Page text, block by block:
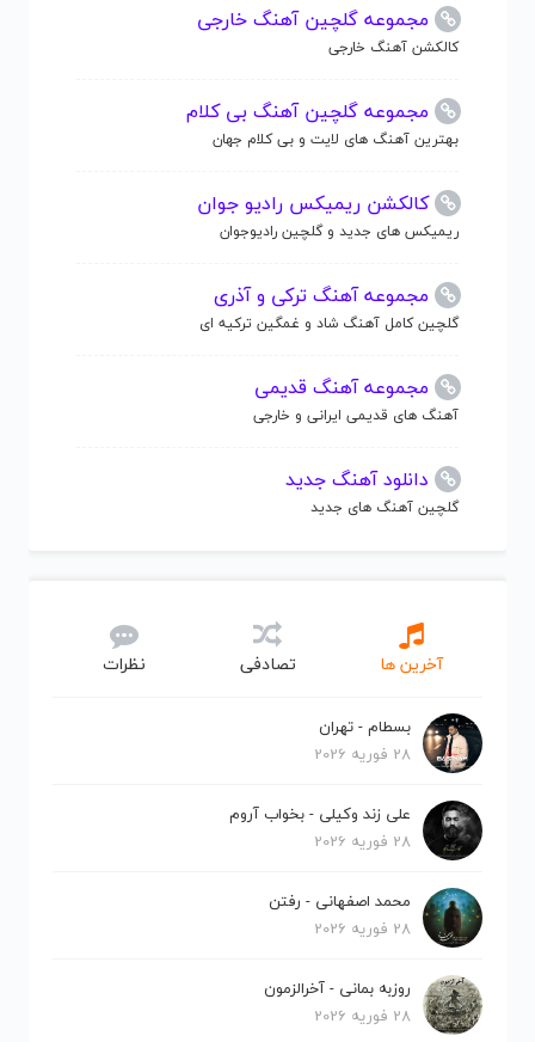
مجموعه گلچین آهنگ خارجی
کالکشن آهنگ خارجی
مجموعه گلچین آهنگ بی کلام
بهترین آهنگ های لایت و بی کلام جهان
کالکشن ریمیکس رادیو جوان
ریمیکس های جدید و گلچین رادیوجوان
مجموعه آهنگ ترکی و آذری
گلچین کامل آهنگ شاد و غمگین ترکیه ای
مجموعه آهنگ قدیمی
آهنگ های قدیمی ایرانی و خارجی
دانلود آهنگ جدید
گلچین آهنگ های جدید
آخرین ها تصادفی نظرات
بسطام - تهران
28 فوریه 2026
علی زند وکیلی - بخواب آروم
28 فوریه 2026
محمد اصفهانی - رفتن
28 فوریه 2026
روزبه بمانی - آخرالزمون
28 فوریه 2026